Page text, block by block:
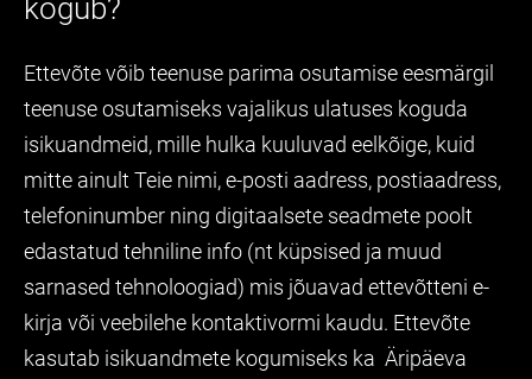
kogub?
Ettevõte võib teenuse parima osutamise eesmärgil
teenuse osutamiseks vajalikus ulatuses koguda
isikuandmeid, mille hulka kuuluvad eelkõige, kuid
mitte ainult Teie nimi, e-posti aadress, postiaadress,
telefoninumber ning digitaalsete seadmete poolt
edastatud tehniline info (nt küpsised ja muud
sarnased tehnoloogiad) mis jõuavad ettevõtteni e-
kirja või veebilehe kontaktivormi kaudu. Ettevõte
kasutab isikuandmete kogumiseks ka Äripäeva